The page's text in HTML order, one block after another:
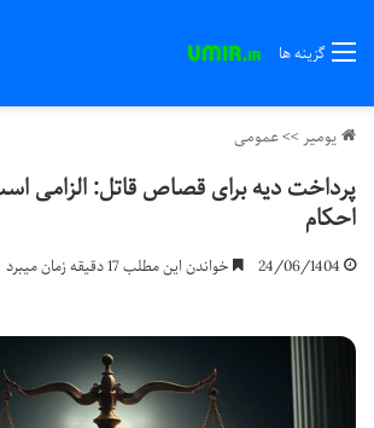
گزینه ها
یومیر>>عمومی
پرداخت دیه برای قصاص قاتل: الزامی
احکام
24/06/1404 خواندن این مطلب 17 دقیقه زمان میبرد